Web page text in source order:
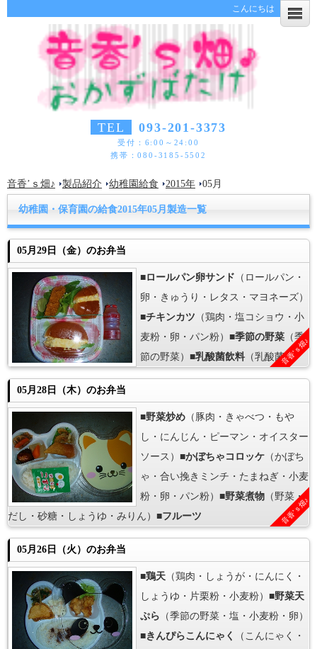
こんにちは
TEL 093-201-3373
受付：6:00～24:00
携帯：080-3185-5502
音香’ｓ畑♪ 製品紹介 幼稚園給食 2015年 05月
幼稚園・保育園の給食2015年05月製造一覧
05月29日（金）のお弁当
■ロールパン卵サンド （ロールパン・
卵・きゅうり・レタス・マヨネーズ）
■チキンカツ （鶏肉・塩コショウ・小
麦粉・卵・パン粉）■季節の野菜 （季
節の野菜）■乳酸菌飲料 （乳酸菌）音香’ｓ畑♪
05月28日（木）のお弁当
■野菜炒め （豚肉・きゃべつ・もや
し・にんじん・ピーマン・オイスター
ソース）■かぼちゃコロッケ （かぼち
ゃ・合い挽きミンチ・たまねぎ・小麦
粉・卵・パン粉）■野菜煮物 （野菜・
だし・砂糖・しょうゆ・みりん）■フルーツ 音香’ｓ畑♪
05月26日（火）のお弁当
■鶏天 （鶏肉・しょうが・にんにく・
しょうゆ・片栗粉・小麦粉）■野菜天
ぷら （季節の野菜・塩・小麦粉・卵）
■きんぴらこんにゃく
（こんにゃく・